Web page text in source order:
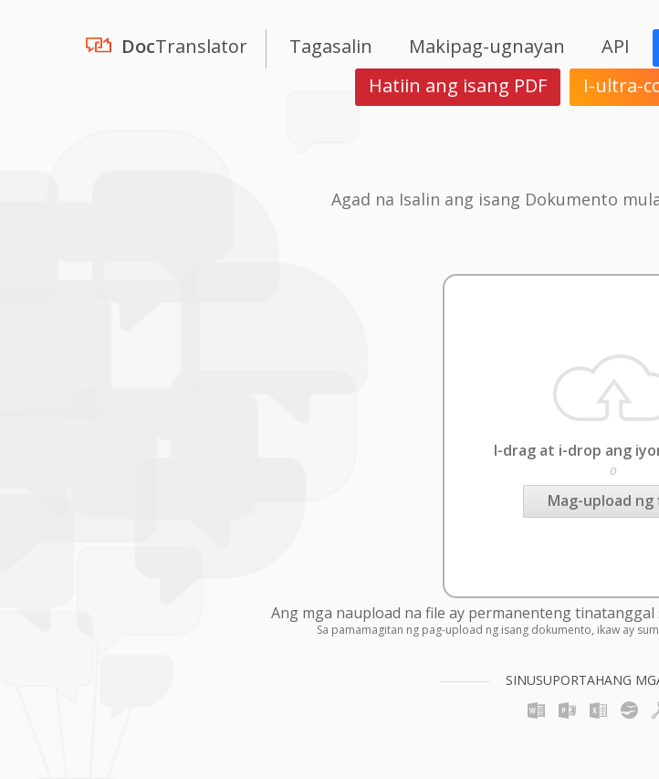
DocTranslator Tagasalin Makipag-ugnayan API
Hatiin ang isang PDF
I-ultra-
Agad na Isalin ang isang Dokumento
I-drag at i-drop ang
o
Mag-upload ng
Ang mga naupload na file ay permanenteng
Sa pamamagitan ng pag-upload ng isang dokumento, ikaw ay
SINUSUPORTAHANG